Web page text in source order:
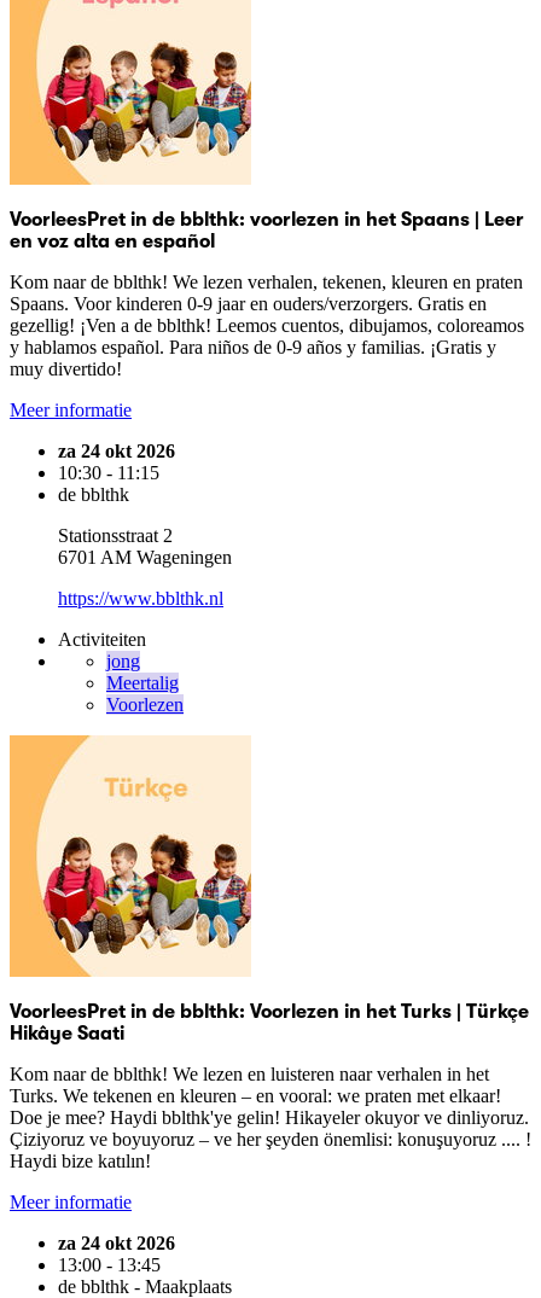
VoorleesPret in de bblthk: voorlezen in het Spaans | Leer
en voz alta en español
Kom naar de bblthk! We lezen verhalen, tekenen, kleuren en praten
Spaans. Voor kinderen 0-9 jaar en ouders/verzorgers. Gratis en
gezellig! ¡Ven a de bblthk! Leemos cuentos, dibujamos, coloreamos
y hablamos español. Para niños de 0-9 años y familias. ¡Gratis y
muy divertido!
Meer informatie
za 24 okt 2026
10:30 - 11:15
de bblthk
Stationsstraat 2
6701 AM Wageningen
https://www.bblthk.nl
Activiteiten
jong
Meertalig
Voorlezen
VoorleesPret in de bblthk: Voorlezen in het Turks | Türkçe
Hikâye Saati
Kom naar de bblthk! We lezen en luisteren naar verhalen in het
Turks. We tekenen en kleuren – en vooral: we praten met elkaar!
Doe je mee? Haydi bblthk'ye gelin! Hikayeler okuyor ve dinliyoruz.
Çiziyoruz ve boyuyoruz – ve her şeyden önemlisi: konuşuyoruz .... !
Haydi bize katılın!
Meer informatie
za 24 okt 2026
13:00 - 13:45
de bblthk - Maakplaats